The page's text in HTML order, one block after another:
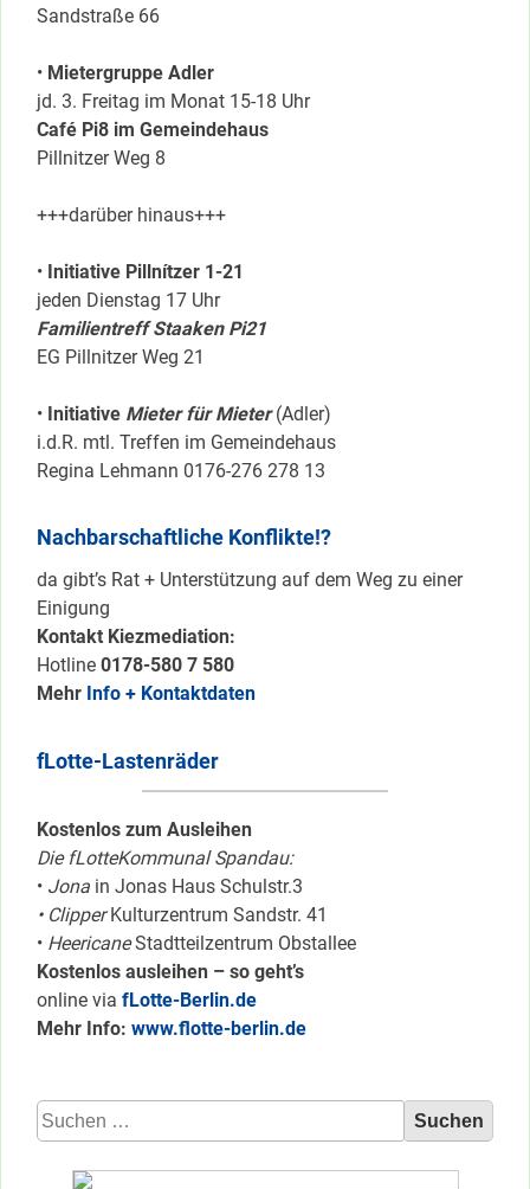
Sandstraße 66
• Mietergruppe Adler
jd. 3. Freitag im Monat 15-18 Uhr
Café Pi8 im Gemeindehaus
Pillnitzer Weg 8
+++darüber hinaus+++
• Initiative Pillnítzer 1-21
jeden Dienstag 17 Uhr
Familientreff Staaken Pi21
EG Pillnitzer Weg 21
• Initiative Mieter für Mieter(Adler)
i.d.R. mtl. Treffen im Gemeindehaus
Regina Lehmann 0176-276 278 13
Nachbarschaftliche Konflikte!?
da gibt’s Rat + Unterstützung auf dem Weg zu einer
Einigung
Kontakt Kiezmediation:
Hotline 0178-580 7 580
Mehr Info + Kontaktdaten
fLotte-Lastenräder
Kostenlos zum Ausleihen
Die fLotteKommunal Spandau:
• Jona in Jonas Haus Schulstr.3
• ClipperKulturzentrum Sandstr. 41
• HeericaneStadtteilzentrum Obstallee
Kostenlos ausleihen – so geht’s
online via fLotte-Berlin.de
Mehr Info: www.flotte-berlin.de
Suchen
nach: